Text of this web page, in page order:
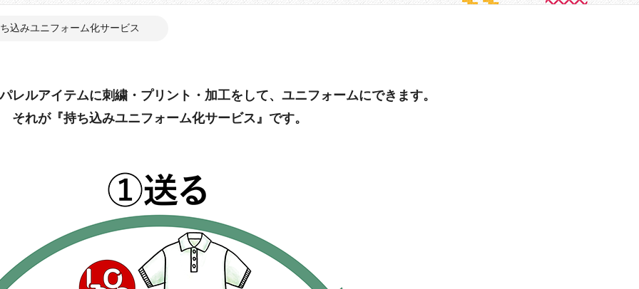
込みユニフォーム化サービス
レルアイテムに刺繍・プリント・加工をして、ユニフォームにできます。
それが『持ち込みユニフォーム化サービス』です。